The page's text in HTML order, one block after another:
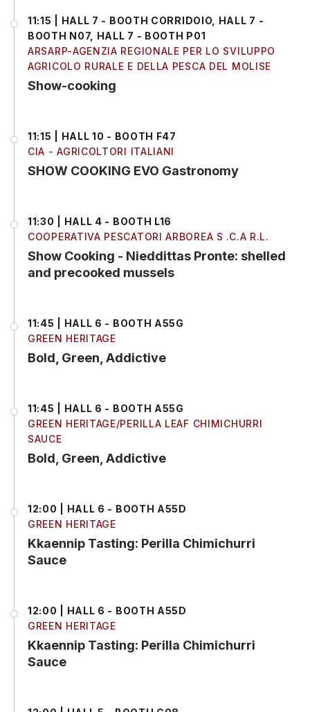
11:15 | HALL 7 - BOOTH CORRIDOIO, HALL 7 -
BOOTH N07, HALL 7 - BOOTH P01
ARSARP-AGENZIA REGIONALE PER LO SVILUPPO
AGRICOLO RURALE E DELLA PESCA DEL MOLISE
Show-cooking
11:15 | HALL 10 - BOOTH F47
CIA - AGRICOLTORI ITALIANI
SHOW COOKING EVO Gastronomy
11:30 | HALL 4 - BOOTH L16
COOPERATIVA PESCATORI ARBOREA S .C.A R.L.
Show Cooking - Nieddittas Pronte: shelled
and precooked mussels
11:45 | HALL 6 - BOOTH A55G
GREEN HERITAGE
Bold, Green, Addictive
11:45 | HALL 6 - BOOTH A55G
GREEN HERITAGE/PERILLA LEAF CHIMICHURRI
SAUCE
Bold, Green, Addictive
12:00 | HALL 6 - BOOTH A55D
GREEN HERITAGE
Kkaennip Tasting: Perilla Chimichurri
Sauce
12:00 | HALL 6 - BOOTH A55D
GREEN HERITAGE
Kkaennip Tasting: Perilla Chimichurri
Sauce